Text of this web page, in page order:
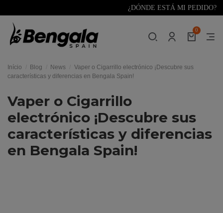
¿DÓNDE ESTÁ MI PEDIDO?
0
Início Blog News
Vaper o Cigarrillo electrónico ¡Descubre sus
características y diferencias en Bengala Spain!
Vaper o Cigarrillo
electrónico ¡Descubre sus
características y diferencias
en Bengala Spain!